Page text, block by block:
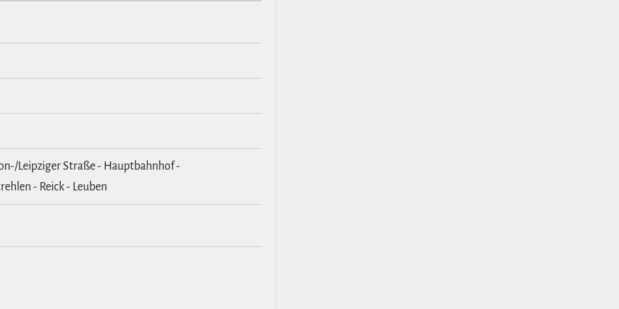
Leipziger Straße - Hauptbahnhof -
- Reick - Leuben